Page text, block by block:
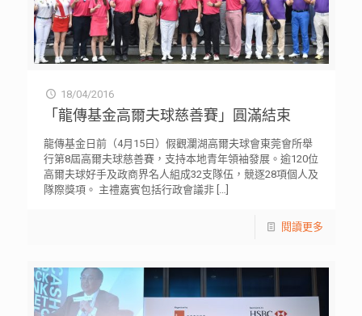
18/04/2016
「龍傳基金高爾夫球慈善賽」圓滿結束
龍傳基金日前（4月15日）假觀瀾湖高爾夫球會東莞會所舉
行第8屆高爾夫球慈善賽，支持本地青年領袖發展。逾120位
高爾夫球好手及政商界名人組成32支隊伍，競逐28項個人及
隊際獎項。 主禮嘉賓包括行政會議非[…]
閱讀更多